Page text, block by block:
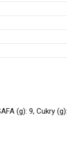
(g): 9, Cukry